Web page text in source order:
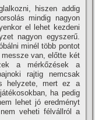
hiszen addig
mindig nagyon
el lehet kezdeni
nagyon egyszerű.
minél több pontot
van, előtte két
a mérkőzések a
rajtig nemcsak
helyzete, mert ez a
ha pedig
lehet jó eredményt
veheti félvállról a